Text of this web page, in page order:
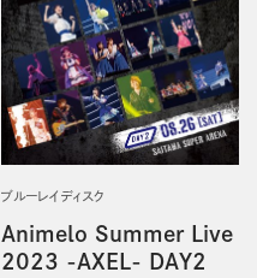
ブルーレイディスク
Animelo Summer Live
2023 -AXEL- DAY2